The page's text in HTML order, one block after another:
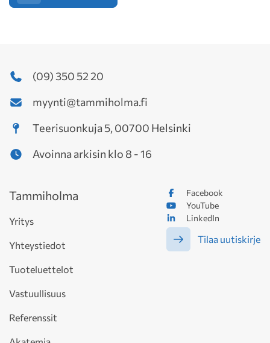
(09) 350 52 20
myynti@tammiholma.fi
Teerisuonkuja 5, 00700 Helsinki
Avoinna arkisin klo 8 - 16
Facebook
YouTube
LinkedIn
Tilaa uutiskirje
Tammiholma
Yritys
Yhteystiedot
Tuoteluettelot
Vastuullisuus
Referenssit